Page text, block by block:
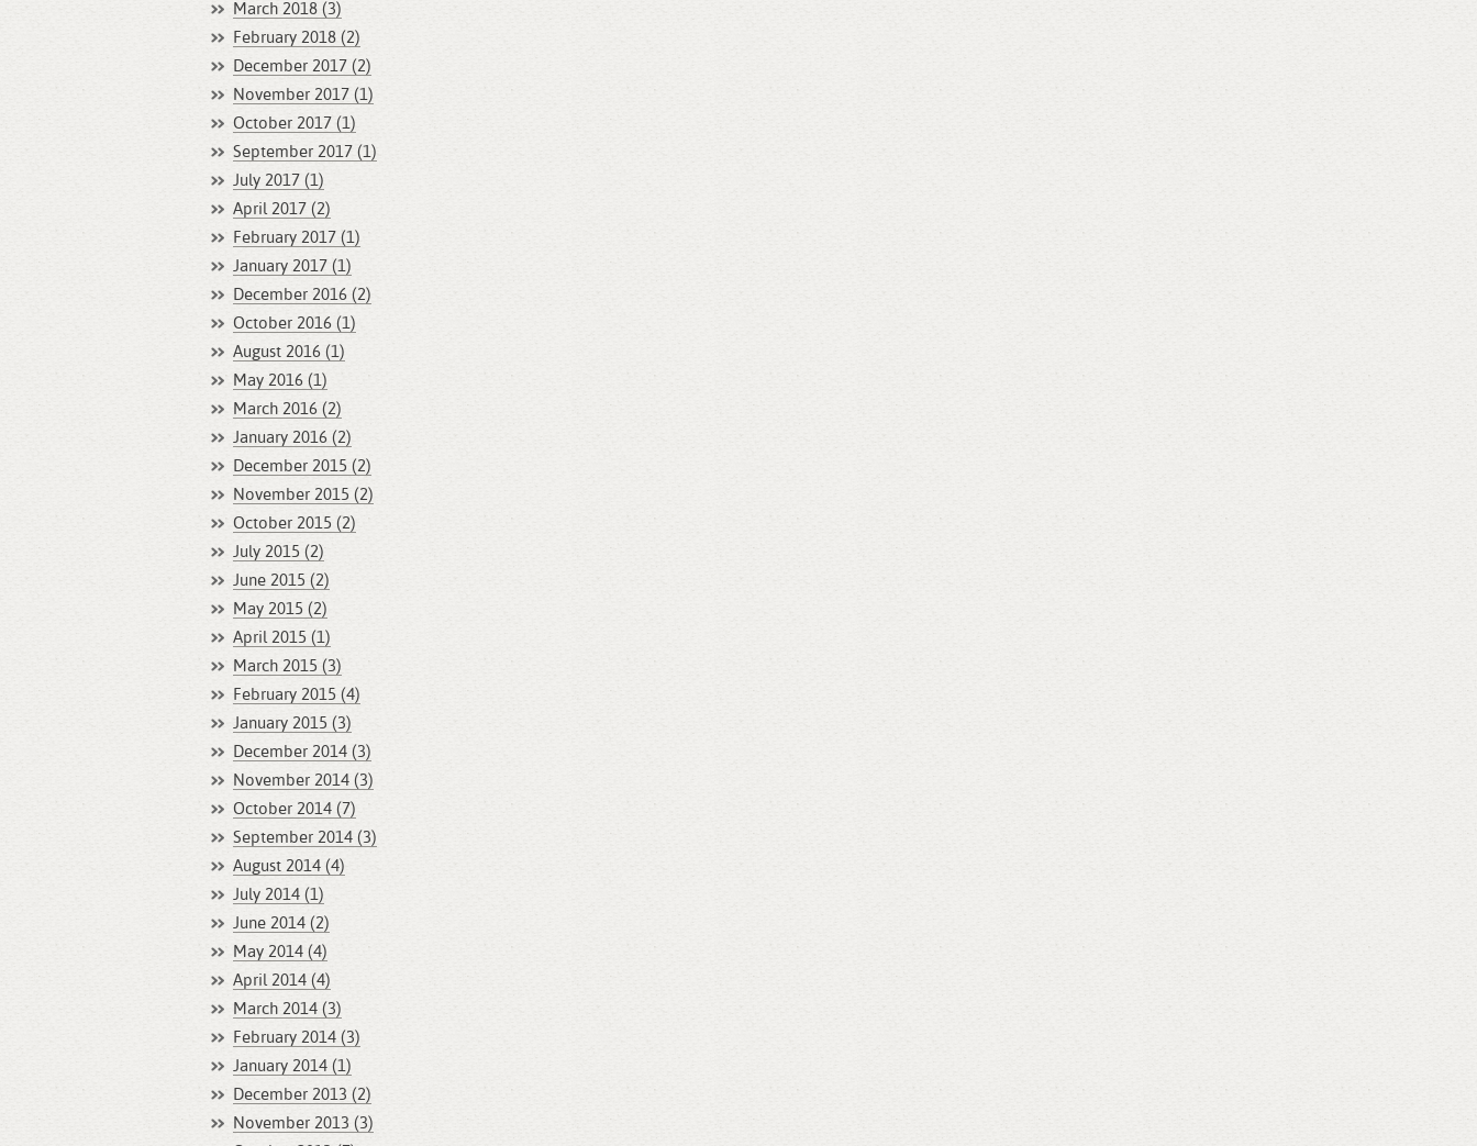
March 2018 (3)
February 2018 (2)
December 2017 (2)
November 2017 (1)
October 2017 (1)
September 2017 (1)
July 2017 (1)
April 2017 (2)
February 2017 (1)
January 2017 (1)
December 2016 (2)
October 2016 (1)
August 2016 (1)
May 2016 (1)
March 2016 (2)
January 2016 (2)
December 2015 (2)
November 2015 (2)
October 2015 (2)
July 2015 (2)
June 2015 (2)
May 2015 (2)
April 2015 (1)
March 2015 (3)
February 2015 (4)
January 2015 (3)
December 2014 (3)
November 2014 (3)
October 2014 (7)
September 2014 (3)
August 2014 (4)
July 2014 (1)
June 2014 (2)
May 2014 (4)
April 2014 (4)
March 2014 (3)
February 2014 (3)
January 2014 (1)
December 2013 (2)
November 2013 (3)